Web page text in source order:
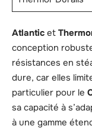
Atlantic et
conception
résistances en
dure, car elles
particulier pour le
sa capacité à
à une gamme